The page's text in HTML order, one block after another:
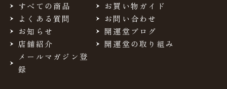
※チャートなど一個人が特定できない範囲で集計する場合
があります。
お客様からの会員登録を承認しない場合
会員登録の申し込みを当社が受けた際、架空の人物を登録
した場合や、本人以外の第三者の会員登録をした場合、過
すべての商品
お買い物ガイド
よくある質問
お問い合わせ
お知らせ
開運堂ブログ
店舗紹介
開運堂の取り組み
メールマガジン登
録